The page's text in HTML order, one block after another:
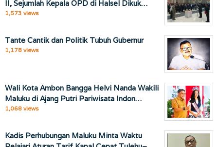
II, Sejumlah Kepala OPD di Halsel Dikuk…
1,573 views
Tante Cantik dan Politik Tubuh Gubernur
1,178 views
Wali Kota Ambon Bangga Helvi Nanda Wakili
Maluku di Ajang Putri Pariwisata Indon…
1,068 views
Kadis Perhubungan Maluku Minta Waktu